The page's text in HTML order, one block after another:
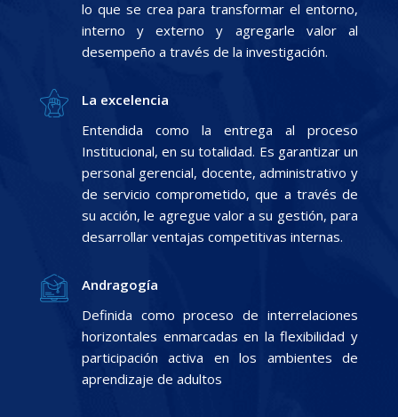
lo que se crea para transformar el entorno,
interno y externo y agregarle valor al
desempeño a través de la investigación.
La excelencia
Entendida como la entrega al proceso
Institucional, en su totalidad. Es garantizar un
personal gerencial, docente, administrativo y
de servicio comprometido, que a través de
su acción, le agregue valor a su gestión, para
desarrollar ventajas competitivas internas.
Andragogía
Definida como proceso de interrelaciones
horizontales enmarcadas en la flexibilidad y
participación activa en los ambientes de
aprendizaje de adultos